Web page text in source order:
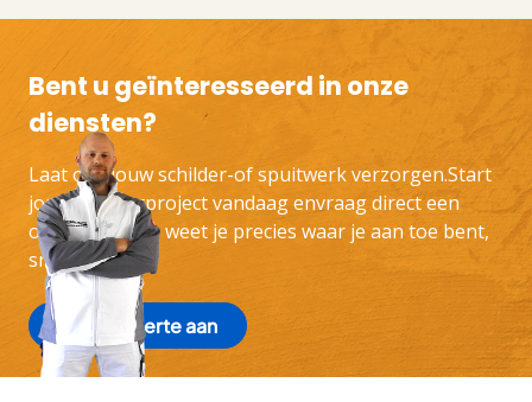
Bent u geïnteresseerd in onze
diensten?
Laat ons jouw schilder-of spuitwerk verzorgen.Start
jouw schilderproject vandaag envraag direct een
offerte aan. Zo weet je precies waar je aan toe bent,
snel en eerlijk.
Vraag offerte aan